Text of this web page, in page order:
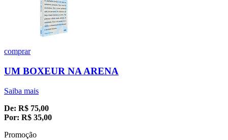
comprar
UM BOXEUR NA ARENA
Saiba mais
De: R$ 75,00
Por: R$ 35,00
Promoção